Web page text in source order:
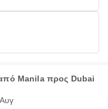
Manila προς Dubai